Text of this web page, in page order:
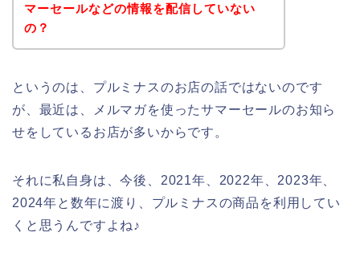
マーセールなどの情報を配信していない
の？
というのは、プルミナスのお店の話ではないのです
が、最近は、メルマガを使ったサマーセールのお知ら
せをしているお店が多いからです。
それに私自身は、今後、2021年、2022年、2023年、
2024年と数年に渡り、プルミナスの商品を利用してい
くと思うんですよね♪